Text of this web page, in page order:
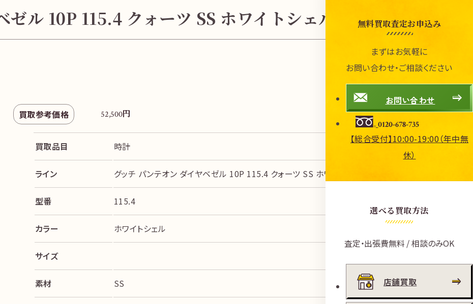
ゼル 10P 115.4 クォーツ SS ホワイトシェル」の買取参考価格
買取参考価格 52,500円
買取品目 時計
ライン グッチ パンテオン ダイヤベゼル 10P 115.4 クォーツ SS ホワイトシェル
型番 115.4
カラー ホワイトシェル
サイズ
素材 SS
無料買取査定お申込み
まずはお気軽に
お問い合わせ・ご相談ください
お問い合わせ
0120-678-735
【総合受付】10:00-19:00（年中無
休）
選べる買取方法
査定・出張費無料 / 相談のみOK
店舗買取